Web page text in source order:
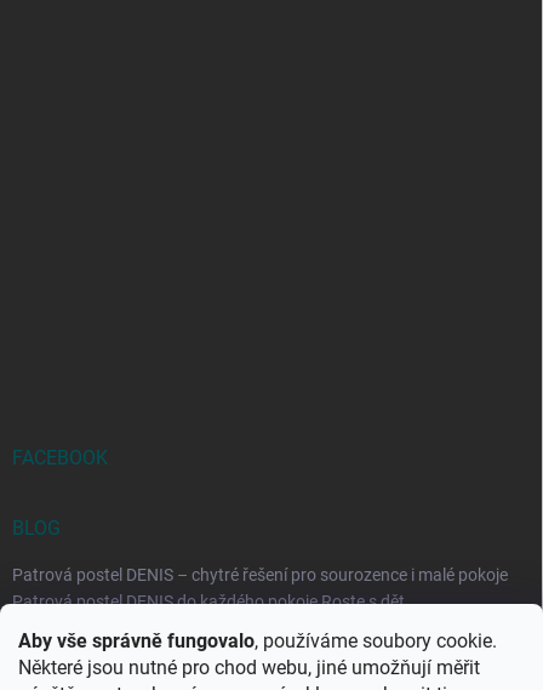
Aby vše správně fungovalo, používáme soubory cookie.
Některé jsou nutné pro chod webu, jiné umožňují měřit
FACEBOOK
BLOG
Patrová postel DENIS – chytré řešení pro sourozence i malé pokoje
Patrová postel DENIS do každého pokoje Roste s dět...
Rozkládací postele RELAX – ideální řešení pro malé prostory i
každodenní spaní